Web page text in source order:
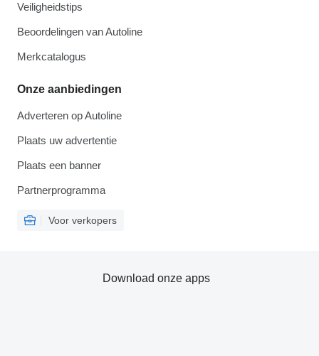
Veiligheidstips
Beoordelingen van Autoline
Merkcatalogus
Onze aanbiedingen
Adverteren op Autoline
Plaats uw advertentie
Plaats een banner
Partnerprogramma
Voor verkopers
Download onze apps